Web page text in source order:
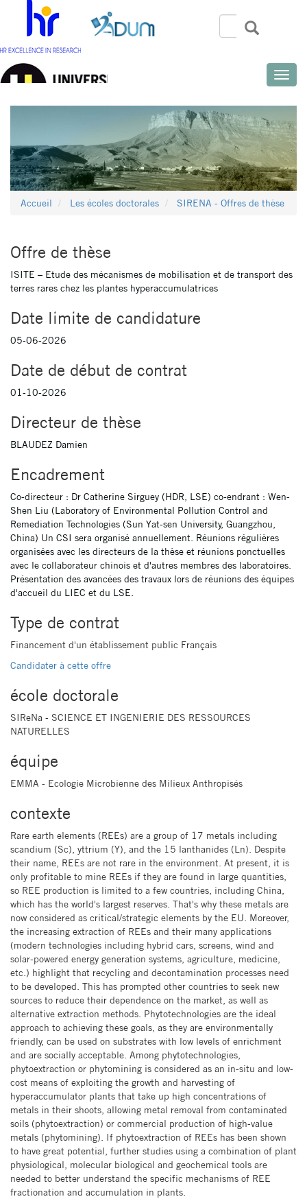
contenu
principal
Search
Rechercher
Toggle
Accueil Les écoles doctorales SIRENA - Offres de thèse
Offre de thèse
ISITE – Etude des mécanismes de mobilisation et de transport des
terres rares chez les plantes hyperaccumulatrices
Date limite de candidature
05-06-2026
Date de début de contrat
01-10-2026
Directeur de thèse
BLAUDEZ Damien
Encadrement
Co-directeur : Dr Catherine Sirguey (HDR, LSE) co-endrant : Wen-
Shen Liu (Laboratory of Environmental Pollution Control and
Remediation Technologies (Sun Yat-sen University, Guangzhou,
China) Un CSI sera organisé annuellement. Réunions régulières
organisées avec les directeurs de la thèse et réunions ponctuelles
avec le collaborateur chinois et d'autres membres des laboratoires.
Présentation des avancées des travaux lors de réunions des équipes
d'accueil du LIEC et du LSE.
Type de contrat
Financement d'un établissement public Français
Candidater à cette offre
école doctorale
SIReNa - SCIENCE ET INGENIERIE DES RESSOURCES
NATURELLES
équipe
EMMA - Ecologie Microbienne des Milieux Anthropisés
contexte
Rare earth elements (REEs) are a group of 17 metals including
scandium (Sc), yttrium (Y), and the 15 lanthanides (Ln). Despite
their name, REEs are not rare in the environment. At present, it is
only profitable to mine REEs if they are found in large quantities,
so REE production is limited to a few countries, including China,
which has the world's largest reserves. That's why these metals are
now considered as critical/strategic elements by the EU. Moreover,
the increasing extraction of REEs and their many applications
(modern technologies including hybrid cars, screens, wind and
solar-powered energy generation systems, agriculture, medicine,
etc.) highlight that recycling and decontamination processes need
to be developed. This has prompted other countries to seek new
sources to reduce their dependence on the market, as well as
alternative extraction methods. Phytotechnologies are the ideal
approach to achieving these goals, as they are environmentally
friendly, can be used on substrates with low levels of enrichment
and are socially acceptable. Among phytotechnologies,
phytoextraction or phytomining is considered as an in-situ and low-
cost means of exploiting the growth and harvesting of
hyperaccumulator plants that take up high concentrations of
metals in their shoots, allowing metal removal from contaminated
soils (phytoextraction) or commercial production of high-value
metals (phytomining). If phytoextraction of REEs has been shown
to have great potential, further studies using a combination of plant
physiological, molecular biological and geochemical tools are
needed to better understand the specific mechanisms of REE
fractionation and accumulation in plants.